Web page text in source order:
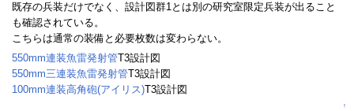
既存の兵装だけでなく、設計図群1とは別の研究室限定兵装が出ること
も確認されている。
こちらは通常の装備と必要枚数は変わらない。
550mm連装魚雷発射管T3設計図
550mm三連装魚雷発射管T3設計図
100mm連装高角砲(アイリス)T3設計図
↑